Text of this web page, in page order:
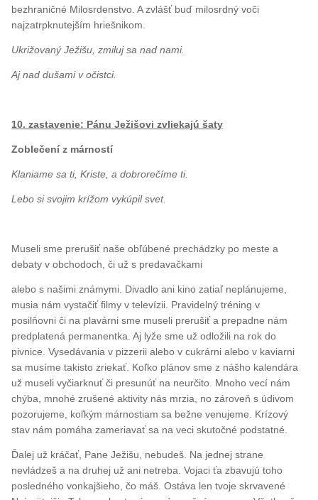
bezhraničné Milosrdenstvo. A zvlášť buď milosrdný voči
najzatrpknutejším hriešnikom.
Ukrižovaný Ježišu, zmiluj sa nad nami.
Aj nad dušami v očistci.
10. zastavenie: Pánu Ježišovi zvliekajú šaty
Zoblečení z márností
Klaniame sa ti, Kriste, a dobrorečíme ti.
Lebo si svojim krížom vykúpil svet.
Museli sme prerušiť naše obľúbené prechádzky po meste a
debaty v obchodoch, či už s predavačkami
alebo s našimi známymi. Divadlo ani kino zatiaľ neplánujeme,
musia nám vystačiť filmy v televízii. Pravidelný tréning v
posilňovni či na plavárni sme museli prerušiť a prepadne nám
predplatená permanentka. Aj lyže sme už odložili na rok do
pivnice. Vysedávania v pizzerii alebo v cukrárni alebo v kaviarni
sa musíme takisto zriekať. Koľko plánov sme z nášho kalendára
už museli vyčiarknuť či presunúť na neurčito. Mnoho vecí nám
chýba, mnohé zrušené aktivity nás mrzia, no zároveň s údivom
pozorujeme, koľkým márnostiam sa bežne venujeme. Krízový
stav nám pomáha zameriavať sa na veci skutočné podstatné.
Ďalej už kráčať, Pane Ježišu, nebudeš. Na jednej strane
nevládzeš a na druhej už ani netreba. Vojaci ťa zbavujú toho
posledného vonkajšieho, čo máš. Ostáva len tvoje skrvavené